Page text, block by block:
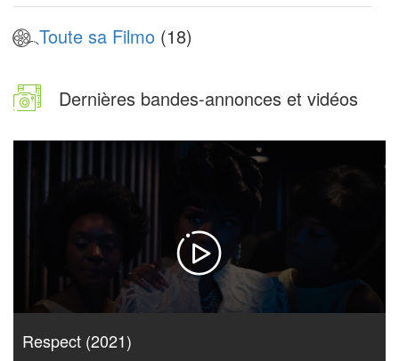
Toute sa Filmo (18)
Dernières bandes-annonces et vidéos
Respect (2021)